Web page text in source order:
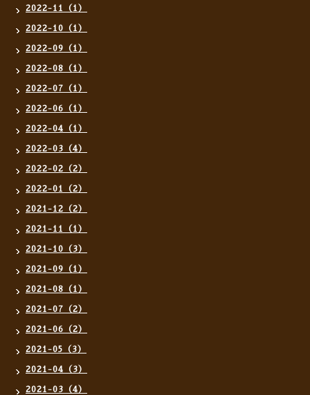
2022-11（1）
2022-10（1）
2022-09（1）
2022-08（1）
2022-07（1）
2022-06（1）
2022-04（1）
2022-03（4）
2022-02（2）
2022-01（2）
2021-12（2）
2021-11（1）
2021-10（3）
2021-09（1）
2021-08（1）
2021-07（2）
2021-06（2）
2021-05（3）
2021-04（3）
2021-03（4）